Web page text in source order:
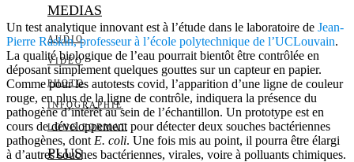
MEDIAS
AUDIO
VIDÉO
PHOTO
INFOGRAPHIE
LONG FORMAT
PLUS
Un test analytique innovant est à l’étude dans le laboratoire de Jean-
Pierre Raskin, professeur à l’école polytechnique de l’UCLouvain.
La qualité biologique de l’eau pourrait bientôt être contrôlée en
déposant simplement quelques gouttes sur un capteur en papier.
Comme pour les autotests covid, l’apparition d’une ligne de couleur
rouge, en plus de la ligne de contrôle, indiquera la présence du
pathogène d’intérêt au sein de l’échantillon. Un prototype est en
cours de développement pour détecter deux souches bactériennes
pathogènes, dont E. coli. Une fois mis au point, il pourra être élargi
à d’autres souches bactériennes, virales, voire à polluants chimiques.